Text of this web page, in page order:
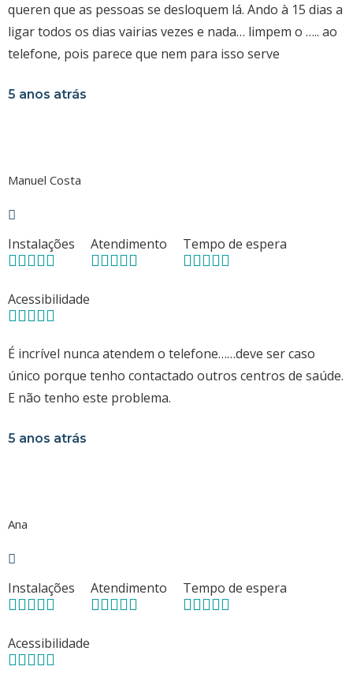
queren que as pessoas se desloquem lá. Ando à 15 dias a
ligar todos os dias vairias vezes e nada… limpem o ….. ao
telefone, pois parece que nem para isso serve
5 anos atrás
Manuel Costa
Instalações Atendimento Tempo de espera
Acessibilidade
É incrível nunca atendem o telefone……deve ser caso
único porque tenho contactado outros centros de saúde.
E não tenho este problema.
5 anos atrás
Ana
Instalações Atendimento Tempo de espera
Acessibilidade